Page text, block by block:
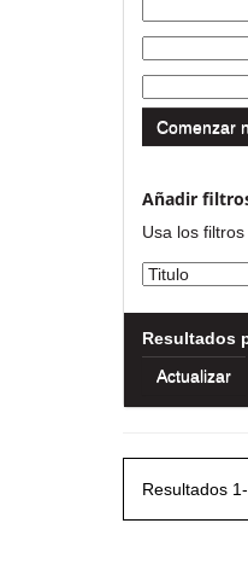
Comenzar
Añadir
Usa los
Resultados
Resultados 1-